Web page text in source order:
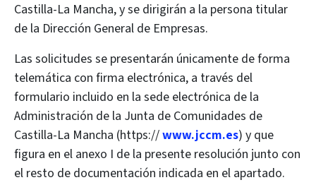
Castilla-La Mancha, y se dirigirán a la persona titular
de la Dirección General de Empresas.
Las solicitudes se presentarán únicamente de forma
telemática con firma electrónica, a través del
formulario incluido en la sede electrónica de la
Administración de la Junta de Comunidades de
Castilla-La Mancha (https://www.jccm.es) y que
figura en el anexo I de la presente resolución junto con
el resto de documentación indicada en el apartado.